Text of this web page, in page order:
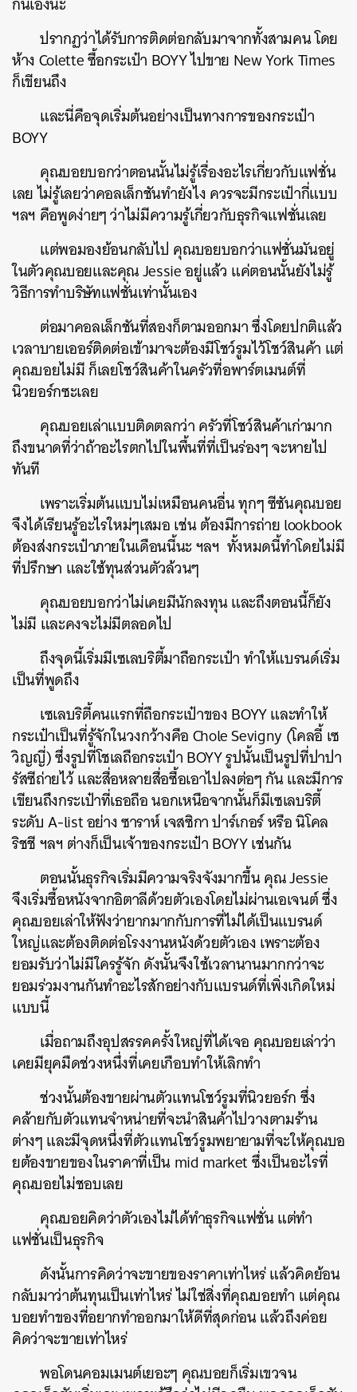
ปรากฏว่าได้รับการติดต่อกลับมาจากทั้งสามคน โดย
ห้าง Colette ซื้อกระเป๋า BOYY ไปขาย New York Times
ก็เขียนถึง
และนี่คือจุดเริ่มต้นอย่างเป็นทางการของกระเป๋า
BOYY
คุณบอยบอกว่าตอนนั้นไม่รู้เรื่องอะไรเกี่ยวกับแฟชั่น
เลย ไม่รู้เลยว่าคอลเล็กชันทำยังไง ควรจะมีกระเป๋ากี่แบบ
ฯลฯ คือพูดง่ายๆ ว่าไม่มีความรู้เกี่ยวกับธุรกิจแฟชั่นเลย
แต่พอมองย้อนกลับไป คุณบอยบอกว่าแฟชั่นมันอยู่
ในตัวคุณบอยและคุณ Jessie อยู่แล้ว แค่ตอนนั้นยังไม่รู้
วิธีการทำบริษัทแฟชั่นเท่านั้นเอง
ต่อมาคอลเล็กชันที่สองก็ตามออกมา ซึ่งโดยปกติแล้ว
เวลาบายเออร์ติดต่อเข้ามาจะต้องมีโชว์รูมไว้โชว์สินค้า แต่
คุณบอยไม่มี ก็เลยโชว์สินค้าในครัวที่อพาร์ตเมนต์ที่
นิวยอร์กซะเลย
คุณบอยเล่าแบบติดตลกว่า ครัวที่โชว์สินค้าเก่ามาก
ถึงขนาดที่ว่าถ้าอะไรตกไปในพื้นที่ที่เป็นร่องๆ จะหายไป
ทันที
เพราะเริ่มต้นแบบไม่เหมือนคนอื่น ทุกๆ ซีซันคุณบอย
จึงได้เรียนรู้อะไรใหม่ๆเสมอ เช่น ต้องมีการถ่าย lookbook
ต้องส่งกระเป๋าภายในเดือนนี้นะ ฯลฯ ทั้งหมดนี้ทำโดยไม่มี
ที่ปรึกษา และใช้ทุนส่วนตัวล้วนๆ
คุณบอยบอกว่าไม่เคยมีนักลงทุน และถึงตอนนี้ก็ยัง
ไม่มี และคงจะไม่มีตลอดไป
ถึงจุดนี้เริ่มมีเซเลบริตี้มาถือกระเป๋า ทำให้แบรนด์เริ่ม
เป็นที่พูดถึง
เซเลบริตี้คนแรกที่ถือกระเป๋าของ BOYY และทำให้
กระเป๋าเป็นที่รู้จักในวงกว้างคือ Chole Sevigny (โคลอี้ เซ
วิญญี่) ซึ่งรูปที่โชเลถือกระเป๋า BOYY รูปนั้นเป็นรูปที่ปาปา
รัสซีถ่ายไว้ และสื่อหลายสื่อซื้อเอาไปลงต่อๆ กัน และมีการ
เขียนถึงกระเป๋าที่เธอถือ นอกเหนือจากนั้นก็มีเซเลบริตี้
ระดับ A-list อย่าง ซาราห์ เจสซิกา ปาร์เกอร์ หรือ นิโคล
ริชชี ฯลฯ ต่างก็เป็นเจ้าของกระเป๋า BOYY เช่นกัน
ตอนนั้นธุรกิจเริ่มมีความจริงจังมากขึ้น คุณ Jessie
จึงเริ่มซื้อหนังจากอิตาลีด้วยตัวเองโดยไม่ผ่านเอเจนต์ ซึ่ง
คุณบอยเล่าให้ฟังว่ายากมากกับการที่ไม่ได้เป็นแบรนด์
ใหญ่และต้องติดต่อโรงงานหนังด้วยตัวเอง เพราะต้อง
ยอมรับว่าไม่มีใครรู้จัก ดังนั้นจึงใช้เวลานานมากกว่าจะ
ยอมร่วมงานกันทำอะไรสักอย่างกับแบรนด์ที่เพิ่งเกิดใหม่
แบบนี้
เมื่อถามถึงอุปสรรคครั้งใหญ่ที่ได้เจอ คุณบอยเล่าว่า
เคยมียุคมืดช่วงหนึ่งที่เคยเกือบทำให้เลิกทำ
ช่วงนั้นต้องขายผ่านตัวแทนโชว์รูมที่นิวยอร์ก ซึ่ง
คล้ายกับตัวแทนจำหน่ายที่จะนำสินค้าไปวางตามร้าน
ต่างๆ และมีจุดหนึ่งที่ตัวแทนโชว์รูมพยายามที่จะให้คุณบอ
ยต้องขายของในราคาที่เป็น mid market ซึ่งเป็นอะไรที่
คุณบอยไม่ชอบเลย
คุณบอยคิดว่าตัวเองไม่ได้ทำธุรกิจแฟชั่น แต่ทำ
แฟชั่นเป็นธุรกิจ
ดังนั้นการคิดว่าจะขายของราคาเท่าไหร่ แล้วคิดย้อน
กลับมาว่าต้นทุนเป็นเท่าไหร่ ไม่ใช่สิ่งที่คุณบอยทำ แต่คุณ
บอยทำของที่อยากทำออกมาให้ดีที่สุดก่อน แล้วถึงค่อย
คิดว่าจะขายเท่าไหร่
พอโดนคอมเมนต์เยอะๆ คุณบอยก็เริ่มเขวจน
ค้นหา
SHARE TWEET LINE EMAIL